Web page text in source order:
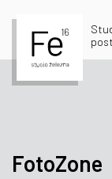
FotoZone